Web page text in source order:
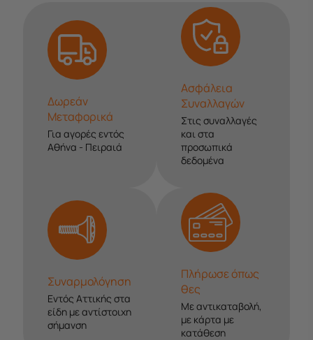
Δωρεάν
Μεταφορικά
Για αγορές εντός
Αθήνα - Πειραιά
Ασφάλεια
Συναλλαγών
Στις συναλλαγές
και στα
προσωπικά
δεδομένα
Συναρμολόγηση
Εντός Αττικής στα
είδη με αντίστοιχη
σήμανση
Πλήρωσε όπως
θες
Με αντικαταβολή,
με κάρτα με
κατάθεση